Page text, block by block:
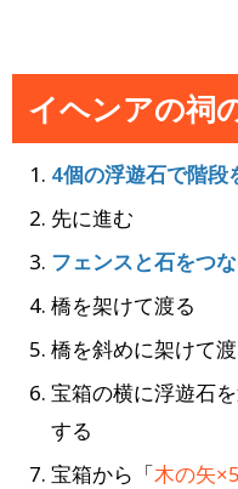
イヘンアの祠
4個の浮遊石で階段
先に進む
フェンスと石をつ
橋を架けて渡る
橋を斜めに架けて
宝箱の横に浮遊石
する
宝箱から「木の矢×5